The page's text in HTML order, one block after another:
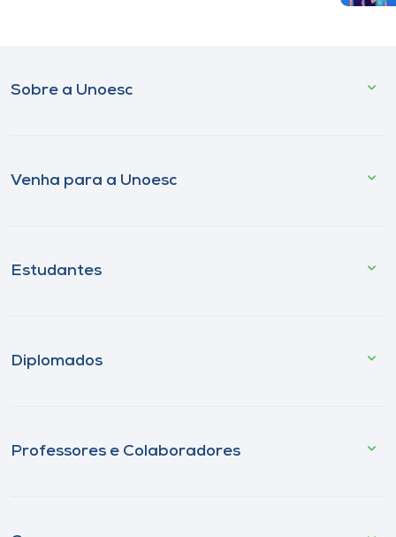
Sobre a Unoesc
Venha para a Unoesc
Estudantes
Diplomados
Professores e Colaboradores